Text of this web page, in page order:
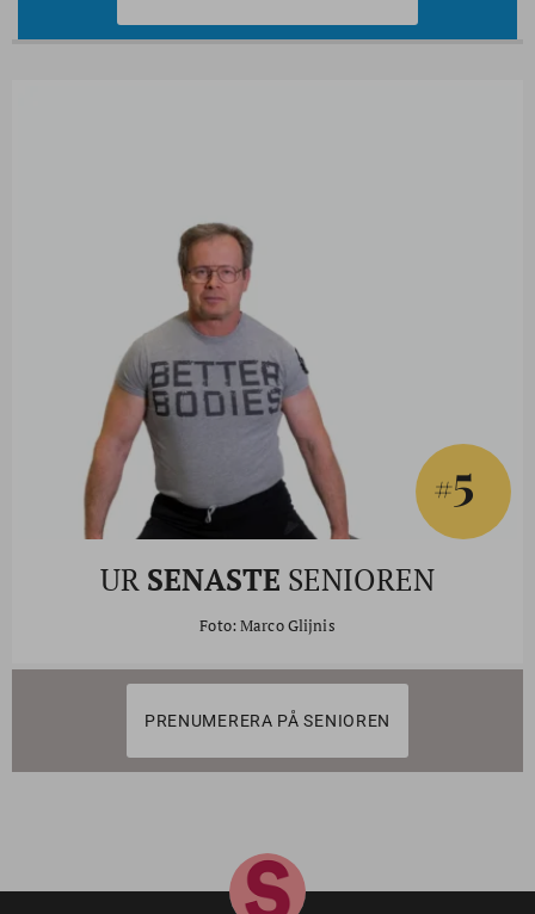
#5
UR SENASTE SENIOREN
Foto: Marco Glijnis
PRENUMERERA PÅ SENIOREN